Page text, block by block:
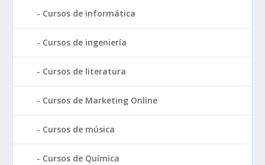
Cursos de informática
Cursos de ingeniería
Cursos de literatura
Cursos de Marketing Online
Cursos de música
Cursos de Química